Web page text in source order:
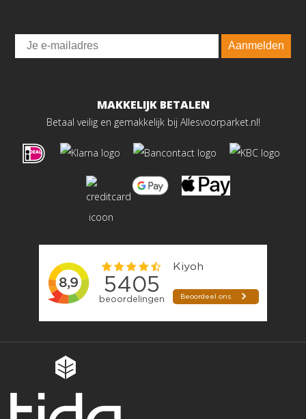
Email
Aanmelden
MAKKELIJK BETALEN
Betaal veilig en gemakkelijk bij Allesvoorparket.nl!